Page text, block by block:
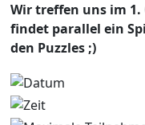
Wir treffen uns im 1.
findet parallel ein
den Puzzles ;)